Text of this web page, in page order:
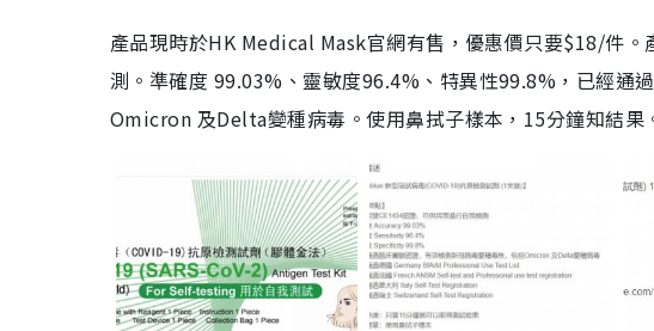
產品現時於HK Medical Mask官網有售，優惠價只要$18/件
測。準確度 99.03%、靈敏度96.4%、特異性99.8%，已經通
Omicron 及Delta變種病毒。使用鼻拭子樣本，15分鐘知結果